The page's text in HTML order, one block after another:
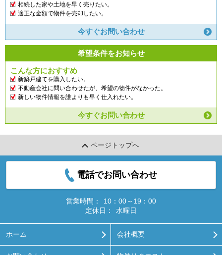
相続した家や土地を早く売りたい。
適正な金額で物件を売却したい。
今すぐお問い合わせ
希望条件をお知らせ
こんな方におすすめ
新築戸建てを購入したい。
不動産会社に問い合わせたが、希望の物件がなかった。
新しい物件情報を誰よりも早く仕入れたい。
今すぐお問い合わせ
ページトップへ
電話でお問い合わせ
営業時間：
10：00～19：00
定休日：
水曜日
ホーム 会社概要